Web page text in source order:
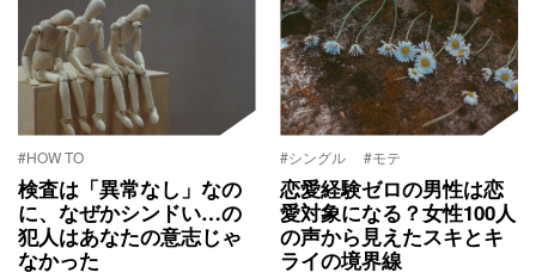
#HOW TO
検査は「異常なし」なの
に、なぜかシンドい…の
犯人はあなたの意志じゃ
なかった
#シングル #モテ
恋愛経験ゼロの男性は恋
愛対象になる？女性100人
の声から見えたスキとキ
ライの境界線